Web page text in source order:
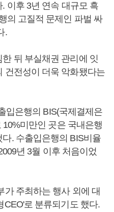
이후 3년 연속 대규모 흑
의 고질적 문제인 파벌 싸
.
뒤 부실채권 관리에 잇
건전성이 더욱 악화됐다는
입은행의 BIS(국제결제은
미만인 곳은 국내은행
. 수출입은행의 BIS비율
년 3월 이후 처음이었
가 주최하는 행사 외에 대
CEO'로 분류되기도 했다.